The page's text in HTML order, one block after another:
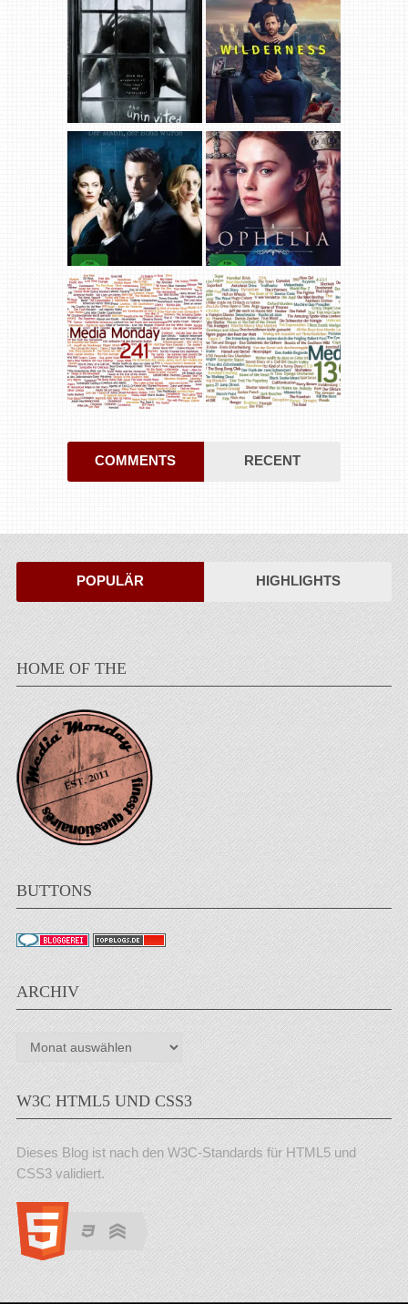
COMMENTS RECENT
POPULÄR HIGHLIGHTS
HOME OF THE
BUTTONS
ARCHIV
Archiv
W3C HTML5 UND CSS3
Dieses Blog ist nach den W3C-Standards für HTML5 und
CSS3 validiert.